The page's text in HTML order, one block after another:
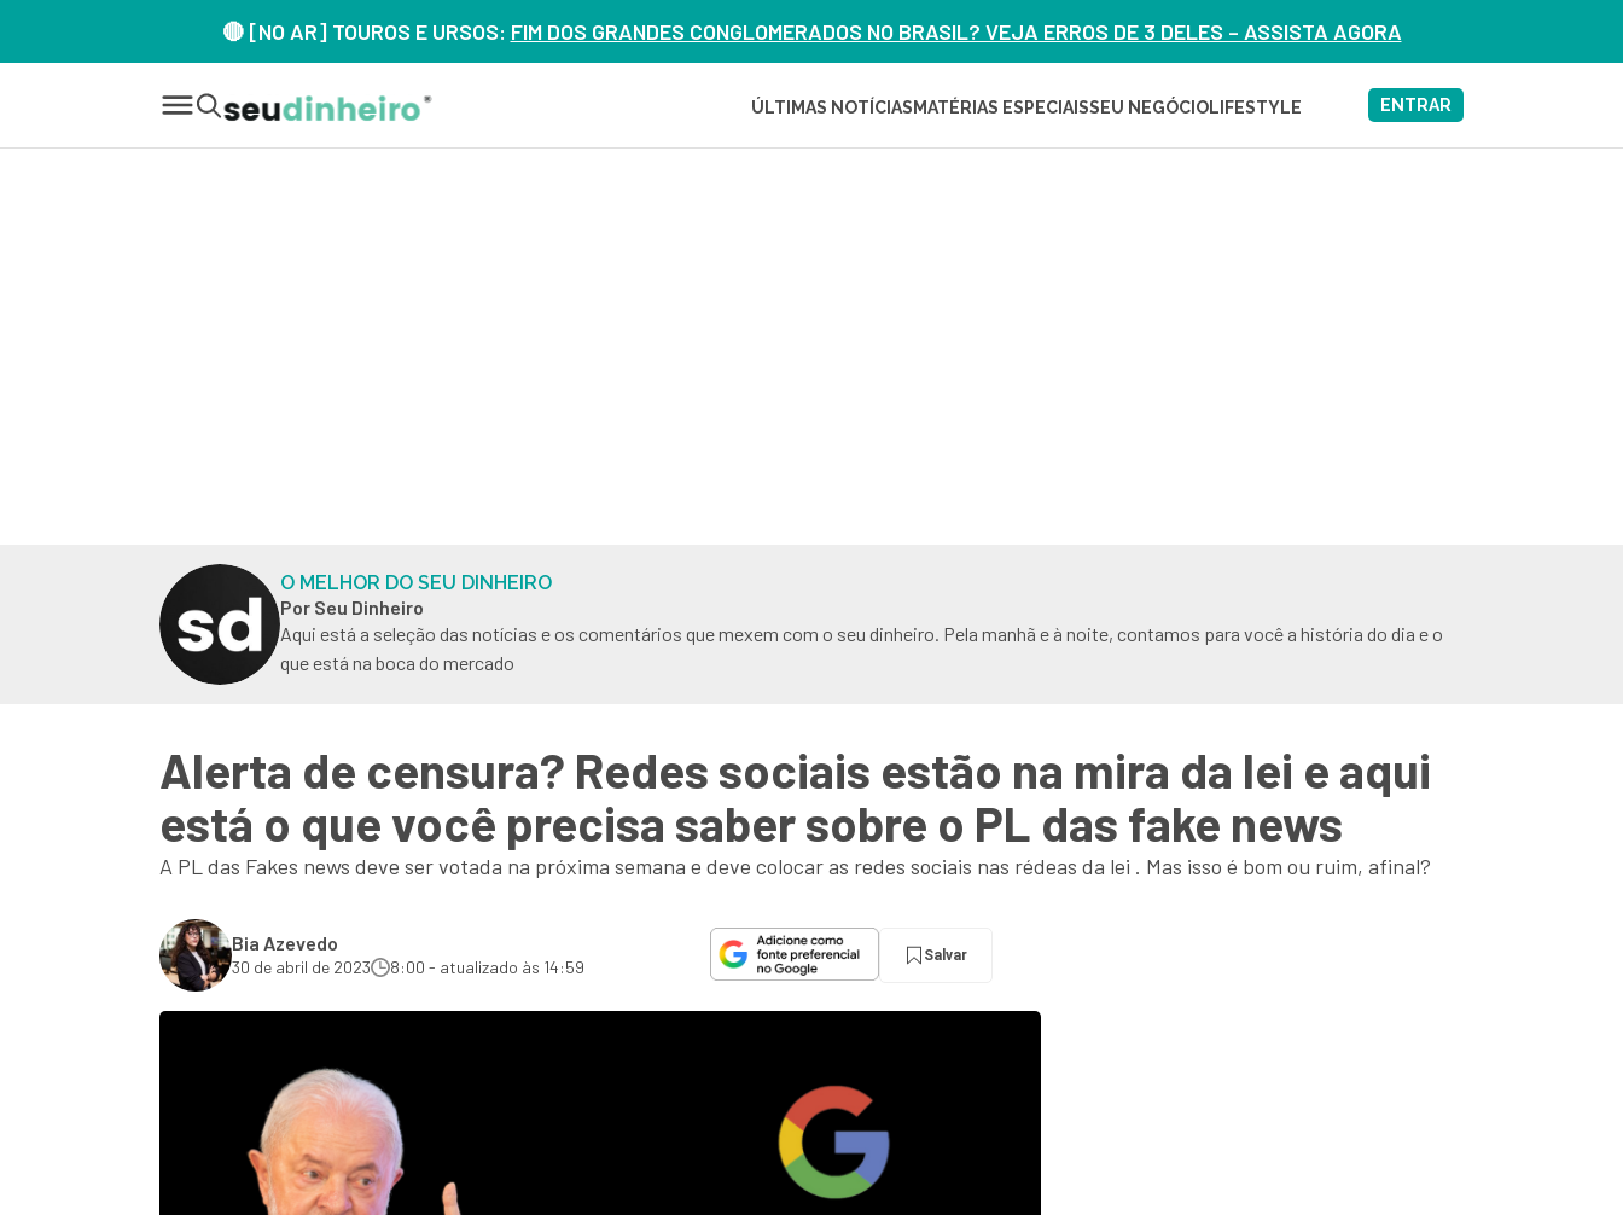
🔴 [NO AR] TOUROS E URSOS: FIM DOS GRANDES CONGLOMERADOS NO BRASIL? VEJA ERROS DE 3 DELES – ASSISTA AGORA
ÚLTIMAS NOTÍCIAS MATÉRIAS ESPECIAISSEU NEGÓCIOLIFESTYLE ENTRAR
O MELHOR DO SEU DINHEIRO
Por Seu Dinheiro
Aqui está a seleção das notícias e os comentários que mexem com o seu dinheiro. Pela manhã e à noite, contamos para você a história do dia e o
que está na boca do mercado
Alerta de censura? Redes sociais estão na mira da lei e aqui
está o que você precisa saber sobre o PL das fake news
A PL das Fakes news deve ser votada na próxima semana e deve colocar as redes sociais nas rédeas da lei . Mas isso é bom ou ruim, afinal?
Bia Azevedo
30 de abril de 2023 8:00 - atualizado às 14:59
Salvar